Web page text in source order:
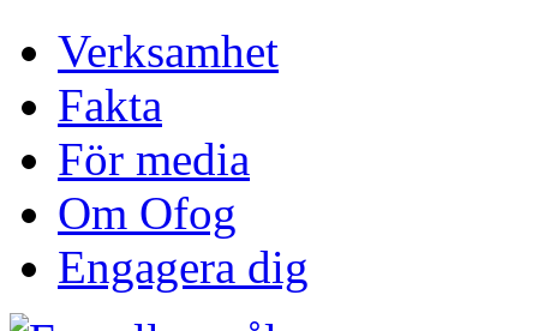
Verksamhet
Fakta
För media
Om Ofog
Engagera dig